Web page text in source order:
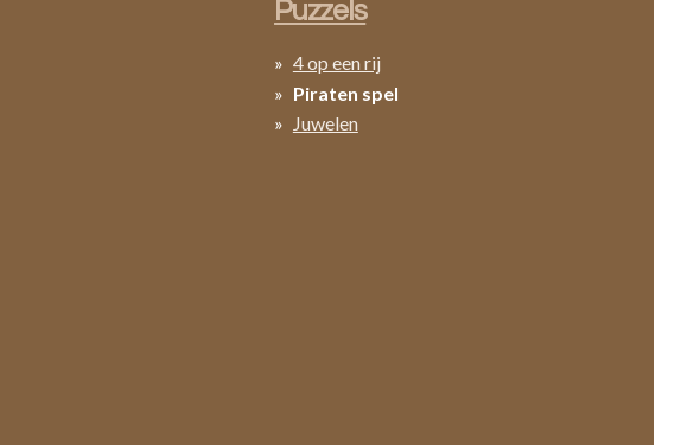
Puzzels
4 op een rij
Piraten spel
Juwelen